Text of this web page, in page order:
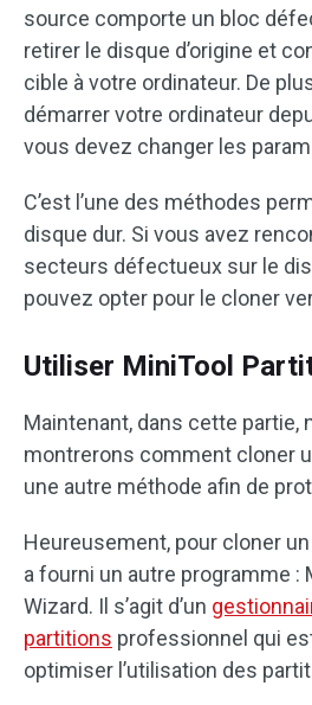
source comporte un bloc
retirer le disque d’origine et
cible à votre ordinateur. De
démarrer votre ordinateur
vous devez changer les
C’est l’une des méthodes
disque dur. Si vous avez
secteurs défectueux sur le
pouvez opter pour le cloner
Utiliser MiniTool
Maintenant, dans cette partie,
montrerons comment cloner
une autre méthode afin de
Heureusement, pour cloner
a fourni un autre programme :
Wizard. Il s’agit d’un
partitions professionnel qui
optimiser l’utilisation des